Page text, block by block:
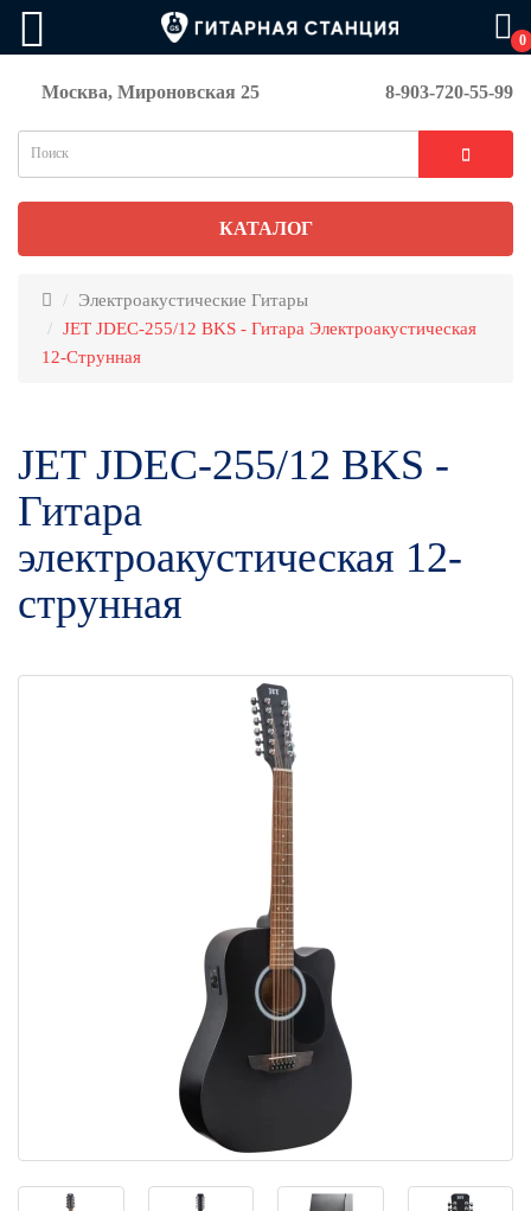
0
Москва, Мироновская 25 8-903-720-55-99
КАТАЛОГ
Электроакустические Гитары
JET JDEC-255/12 BKS - Гитара Электроакустическая
12-Струнная
JET JDEC-255/12 BKS -
Гитара
электроакустическая 12-
струнная